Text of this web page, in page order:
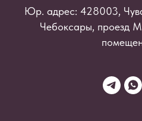
Юр. адрес: 428003,
Чебоксары, проезд